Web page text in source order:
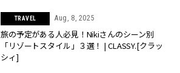
TRAVEL Aug, 8, 2025
旅の予定がある人必見！Nikiさんのシーン別
「リゾートスタイル」３選！ | CLASSY.[クラッ
シィ]